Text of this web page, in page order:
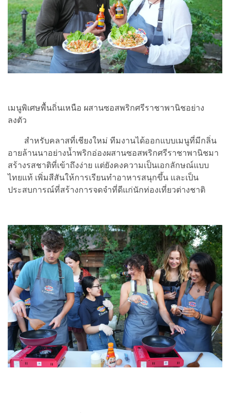
เมนูพิเศษพื้นถิ่นเหนือ ผสานซอสพริกศรีราชาพานิชอย่าง
ลงตัว
สำหรับคลาสที่เชียงใหม่ ทีมงานได้ออกแบบเมนูที่มีกลิ่น
อายล้านนาอย่างน้ำพริกอ่องผสานซอสพริกศรีราชาพานิชมา
สร้างรสชาติที่เข้าถึงง่าย แต่ยังคงความเป็นเอกลักษณ์แบบ
ไทยแท้ เพิ่มสีสันให้การเรียนทำอาหารสนุกขึ้น และเป็น
ประสบการณ์ที่สร้างการจดจำที่ดีแก่นักท่องเที่ยวต่างชาติ